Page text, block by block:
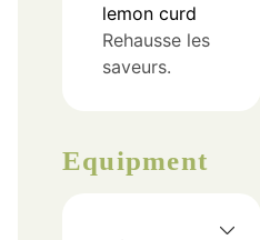
lemon curd
Rehausse les
saveurs.
Equipment